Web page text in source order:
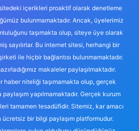
içerikleri proaktif olarak denetleme
bulunmamaktadır. Ancak, üyelerimiz
taşımakta olup, siteye üye olarak
sayılırlar. Bu internet sitesi, herhangi bir
ile hiçbir bağlantısı bulunmamaktadır.
makaleler paylaşılmaktadır.
haber niteliği taşımamakta olup, gerçek
yapılmamaktadır. Gerçek kurum
tamamen tesadüfidir. Sitemiz, kar amacı
bir bilgi paylaşım platformudur.